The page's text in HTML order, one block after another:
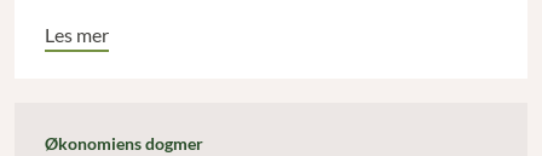
Les mer
Økonomiens dogmer